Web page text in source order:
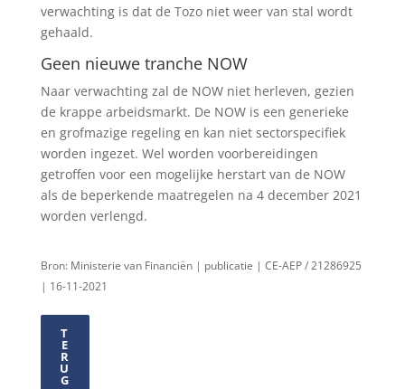
verwachting is dat de Tozo niet weer van stal wordt
gehaald.
Geen nieuwe tranche NOW
Naar verwachting zal de NOW niet herleven, gezien
de krappe arbeidsmarkt. De NOW is een generieke
en grofmazige regeling en kan niet sectorspecifiek
worden ingezet. Wel worden voorbereidingen
getroffen voor een mogelijke herstart van de NOW
als de beperkende maatregelen na 4 december 2021
worden verlengd.
Bron: Ministerie van Financiën | publicatie | CE-AEP / 21286925
| 16-11-2021
T
E
R
U
G